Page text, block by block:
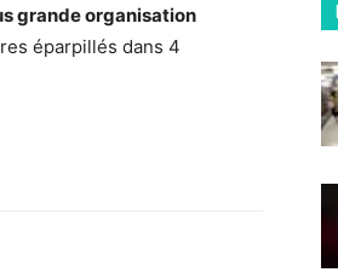
grande organisation
éparpillés dans 4